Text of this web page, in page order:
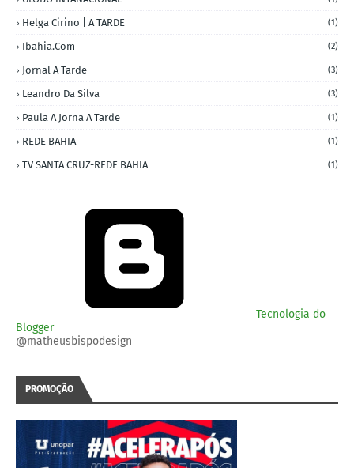
Helga Cirino | A TARDE (1)
Ibahia.com (2)
Jornal A Tarde (3)
Leandro Da Silva (3)
Paula A Jorna A Tarde (1)
REDE BAHIA (1)
TV SANTA CRUZ-REDE BAHIA (1)
Tecnologia do
Blogger
@matheusbispodesign
PROMOÇÃO